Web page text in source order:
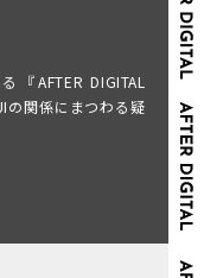
AFTER DIGITAL
の関係にまつわる疑